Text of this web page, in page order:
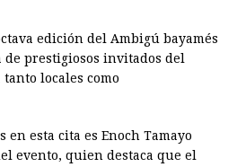
edición del Ambigú bayamés
prestigiosos invitados del
locales como
esta cita es Enoch Tamayo
evento, quien destaca que el